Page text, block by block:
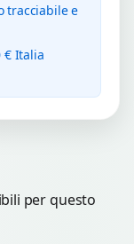
tracciabile e
€ Italia
per questo